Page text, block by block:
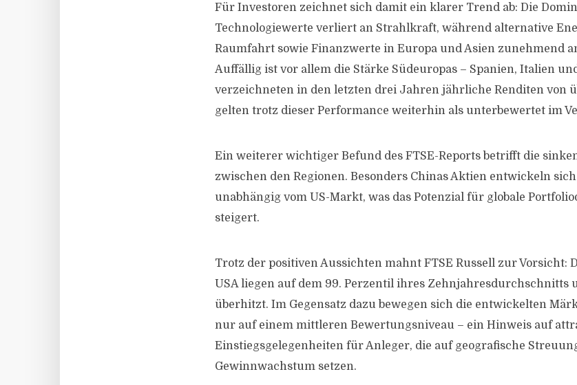
Für Investoren zeichnet sich damit ein klarer Trend ab: Die
Technologiewerte verliert an Strahlkraft, während alternative
Raumfahrt sowie Finanzwerte in Europa und Asien zunehmend
Auffällig ist vor allem die Stärke Südeuropas – Spanien, Italien
verzeichneten in den letzten drei Jahren jährliche Renditen von
gelten trotz dieser Performance weiterhin als unterbewertet im
Ein weiterer wichtiger Befund des FTSE-Reports betrifft die
zwischen den Regionen. Besonders Chinas Aktien entwickeln
unabhängig vom US-Markt, was das Potenzial für globale
steigert.
Trotz der positiven Aussichten mahnt FTSE Russell zur Vorsicht:
USA liegen auf dem 99. Perzentil ihres Zehnjahresdurchschnitts
überhitzt. Im Gegensatz dazu bewegen sich die entwickelten
nur auf einem mittleren Bewertungsniveau – ein Hinweis auf
Einstiegsgelegenheiten für Anleger, die auf geografische
Gewinnwachstum setzen.